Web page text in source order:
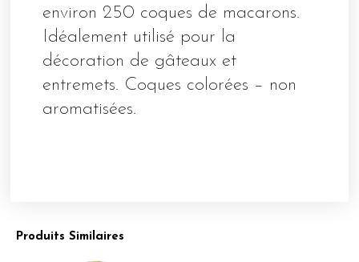
environ 250 coques de macarons.
Idéalement utilisé pour la
décoration de gâteaux et
entremets. Coques colorées – non
aromatisées.
Produits Similaires